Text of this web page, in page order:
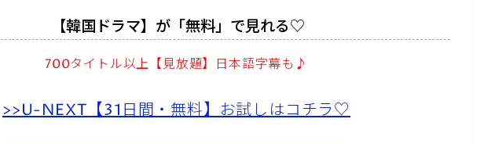
【韓国ドラマ】が「無料」で見れる♡
700タイトル以上【見放題】日本語字幕も♪
>>U-NEXT【31日間・無料】お試しはコチラ♡